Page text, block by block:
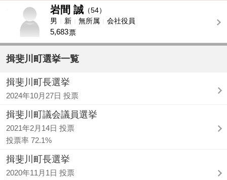
岩間 誠 （54）
男
新 無所属 会社役員
5,683票
揖斐川町選挙一覧
揖斐川町長選挙
2024年10月27日 投票
揖斐川町議会議員選挙
2021年2月14日 投票
投票率 72.1%
揖斐川町長選挙
2020年11月1日 投票